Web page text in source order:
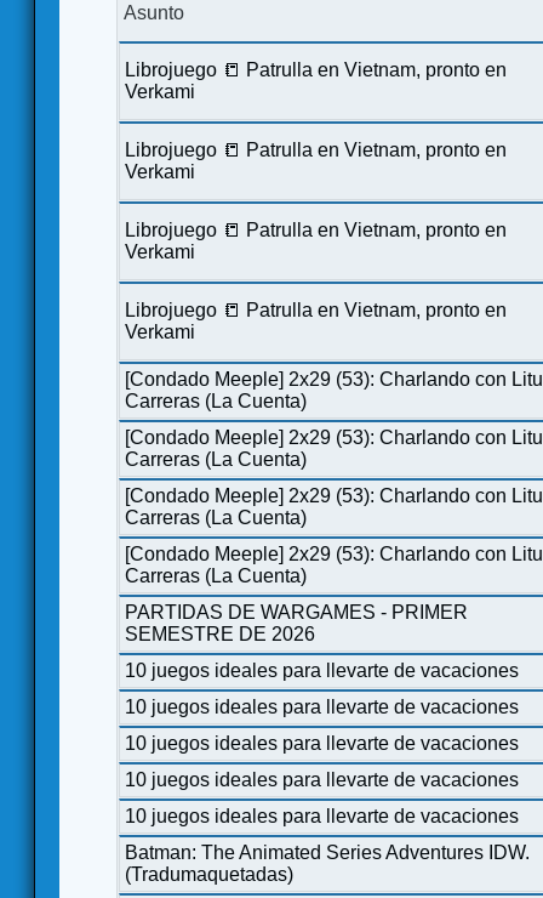
Asunto
Librojuego 📒 Patrulla en Vietnam, pronto en
Verkami
Librojuego 📒 Patrulla en Vietnam, pronto en
Verkami
Librojuego 📒 Patrulla en Vietnam, pronto en
Verkami
Librojuego 📒 Patrulla en Vietnam, pronto en
Verkami
[Condado Meeple] 2x29 (53): Charlando con
Carreras (La Cuenta)
[Condado Meeple] 2x29 (53): Charlando con
Carreras (La Cuenta)
[Condado Meeple] 2x29 (53): Charlando con
Carreras (La Cuenta)
[Condado Meeple] 2x29 (53): Charlando con
Carreras (La Cuenta)
PARTIDAS DE WARGAMES - PRIMER
SEMESTRE DE 2026
10 juegos ideales para llevarte de vacaciones
10 juegos ideales para llevarte de vacaciones
10 juegos ideales para llevarte de vacaciones
10 juegos ideales para llevarte de vacaciones
10 juegos ideales para llevarte de vacaciones
Batman: The Animated Series Adventures IDW.
(Tradumaquetadas)